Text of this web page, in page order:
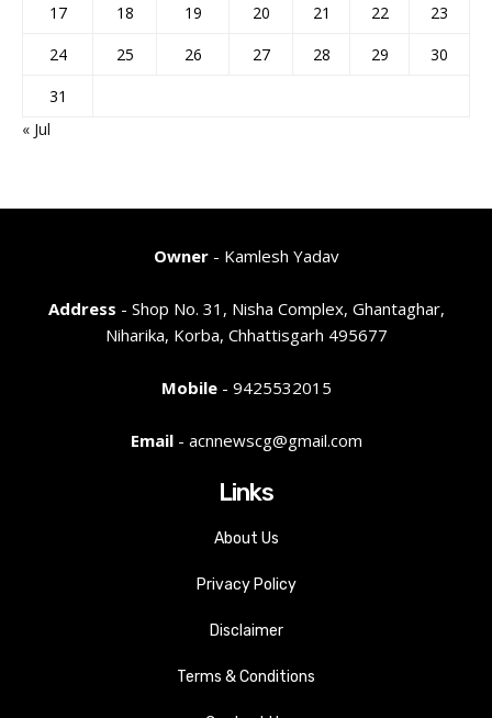
17
18 19 20 21 22
23
24
25 26 27 28 29
30
31
« Jul
Owner- Kamlesh Yadav
Address - Shop No. 31, Nisha Complex, Ghantaghar,
Niharika, Korba, Chhattisgarh 495677
Mobile- 9425532015
Email- acnnewscg@gmail.com
Links
About Us
Privacy Policy
Disclaimer
Terms & Conditions